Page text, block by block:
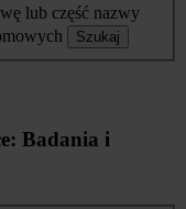
lub część nazwy
Szukaj
Badania i